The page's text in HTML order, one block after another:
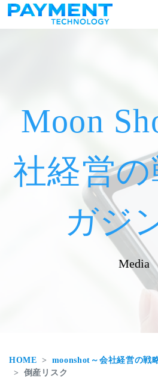
コンテンツへスキップ
メインナビゲーション
Moon
社経営
ガジ
Media
HOME
moonshot～会社経営の戦
倒産リスク